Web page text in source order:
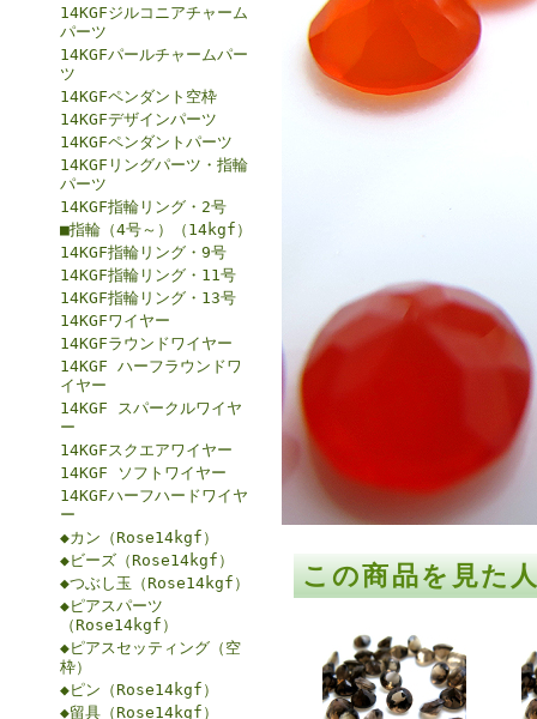
14KGFジルコニアチャーム
パーツ
14KGFパールチャームパー
ツ
14KGFペンダント空枠
14KGFデザインパーツ
14KGFペンダントパーツ
14KGFリングパーツ・指輪
パーツ
14KGF指輪リング・2号
■指輪（4号～）（14kgf）
14KGF指輪リング・9号
14KGF指輪リング・11号
14KGF指輪リング・13号
14KGFワイヤー
14KGFラウンドワイヤー
14KGF ハーフラウンドワ
イヤー
14KGF スパークルワイヤ
ー
14KGFスクエアワイヤー
14KGF ソフトワイヤー
14KGFハーフハードワイヤ
ー
◆カン（Rose14kgf）
◆ビーズ（Rose14kgf）
◆つぶし玉（Rose14kgf）
◆ピアスパーツ
（Rose14kgf）
◆ピアスセッティング（空
枠）
◆ピン（Rose14kgf）
◆留具（Rose14kgf）
この商品を見た